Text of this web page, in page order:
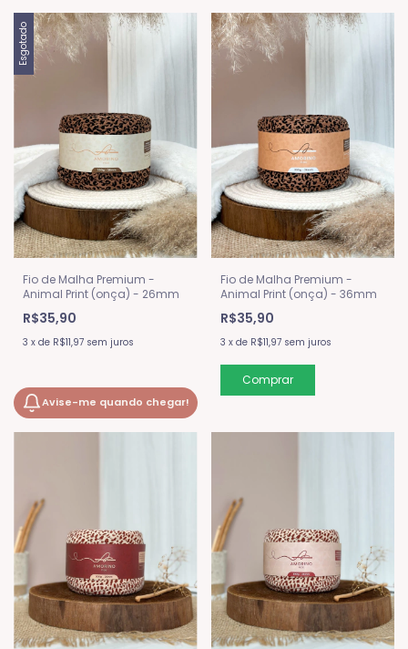
Esgotado
Fio de Malha Premium -
Animal Print (onça) - 26mm
R$35,90
3 x de R$11,97 sem juros
Avise-me quando chegar!
Fio de Malha Premium -
Animal Print (onça) - 36mm
R$35,90
3 x de R$11,97 sem juros